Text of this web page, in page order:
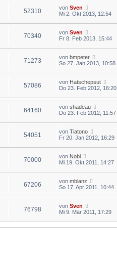
52310 von Sven
Mi 2. Okt 2013, 12:54
70340 von Sven
Fr 8. Feb 2013, 15:44
71273 von bmpeter
So 27. Jan 2013, 10:58
57086 von Hatschepsut
Do 23. Feb 2012, 16:20
64160 von shadeau
Do 23. Feb 2012, 11:57
54051 von Tiatono
Fr 20. Jan 2012, 16:29
70000 von Nobi
Mi 19. Okt 2011, 14:27
67206 von mblanz
So 17. Apr 2011, 10:44
76798 von Sven
Mi 9. Mär 2011, 17:29